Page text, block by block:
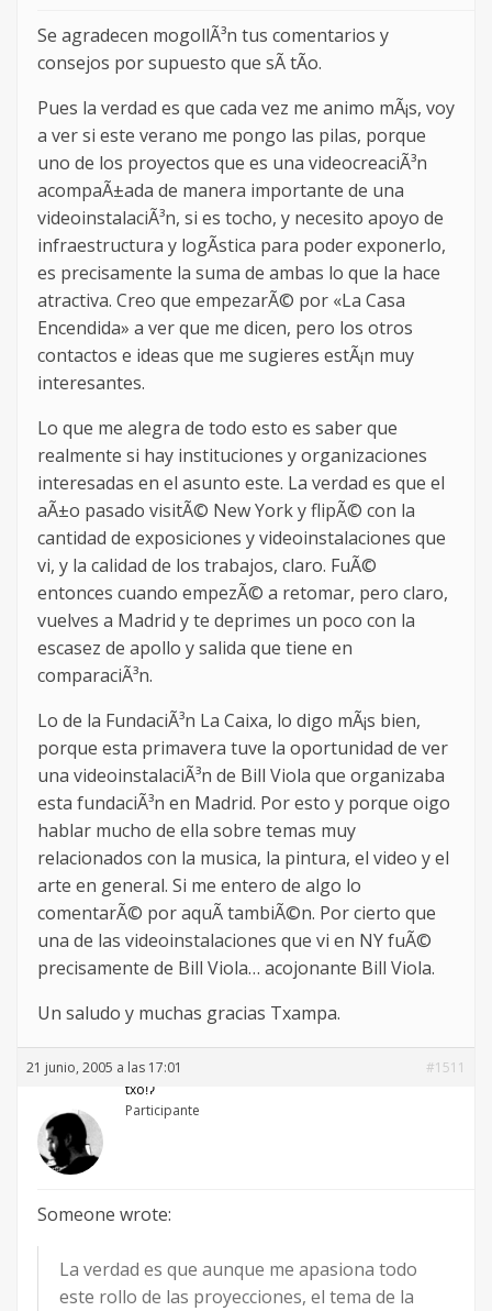
Se agradecen mogollÃ³n tus comentarios y
consejos por supuesto que sÃ­ tÃ­o.
Pues la verdad es que cada vez me animo mÃ¡s, voy
a ver si este verano me pongo las pilas, porque
uno de los proyectos que es una videocreaciÃ³n
acompaÃ±ada de manera importante de una
videoinstalaciÃ³n, si es tocho, y necesito apoyo de
infraestructura y logÃ­stica para poder exponerlo,
es precisamente la suma de ambas lo que la hace
atractiva. Creo que empezarÃ© por «La Casa
Encendida» a ver que me dicen, pero los otros
contactos e ideas que me sugieres estÃ¡n muy
interesantes.
Lo que me alegra de todo esto es saber que
realmente si hay instituciones y organizaciones
interesadas en el asunto este. La verdad es que el
aÃ±o pasado visitÃ© New York y flipÃ© con la
cantidad de exposiciones y videoinstalaciones que
vi, y la calidad de los trabajos, claro. FuÃ©
entonces cuando empezÃ© a retomar, pero claro,
vuelves a Madrid y te deprimes un poco con la
escasez de apollo y salida que tiene en
comparaciÃ³n.
Lo de la FundaciÃ³n La Caixa, lo digo mÃ¡s bien,
porque esta primavera tuve la oportunidad de ver
una videoinstalaciÃ³n de Bill Viola que organizaba
esta fundaciÃ³n en Madrid. Por esto y porque oigo
hablar mucho de ella sobre temas muy
relacionados con la musica, la pintura, el video y el
arte en general. Si me entero de algo lo
comentarÃ© por aquÃ­ tambiÃ©n. Por cierto que
una de las videoinstalaciones que vi en NY fuÃ©
precisamente de Bill Viola… acojonante Bill Viola.
Un saludo y muchas gracias Txampa.
21 junio, 2005 a las 17:01
#1511
txoǃʔ
Participante
Someone wrote:
La verdad es que aunque me apasiona todo
este rollo de las proyecciones, el tema de la